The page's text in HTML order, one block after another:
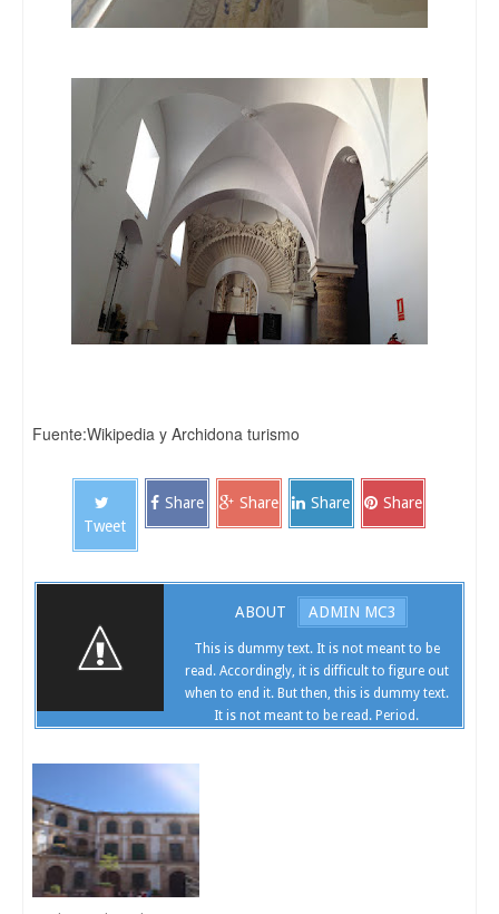
Fuente:Wikipedia y Archidona turismo
Tweet
Share Share Share Share
ABOUT ADMIN MC3
This is dummy text. It is not meant to be
read. Accordingly, it is difficult to figure out
when to end it. But then, this is dummy text.
It is not meant to be read. Period.